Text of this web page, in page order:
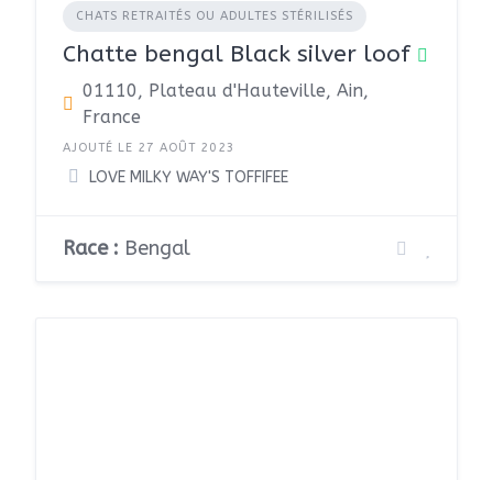
CHATS RETRAITÉS OU ADULTES STÉRILISÉS
Chatte bengal Black silver loof
01110, Plateau d'Hauteville, Ain,
France
AJOUTÉ LE 27 AOÛT 2023
LOVE MILKY WAY'S TOFFIFEE
Race : Bengal